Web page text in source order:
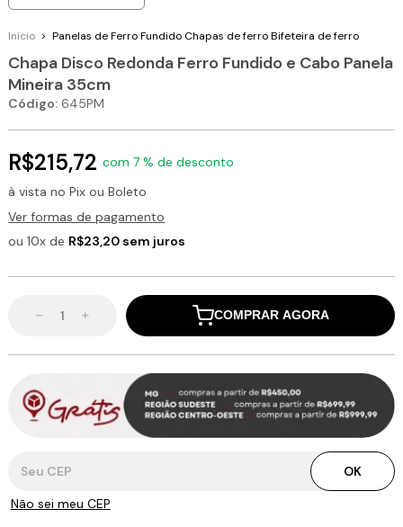
Início > Panelas de Ferro Fundido Chapas de ferro Bifeteira de ferro
Chapa Disco Redonda Ferro Fundido e Cabo Panela
Mineira 35cm
Código: 645PM
R$215,72 com 7 % de desconto
à vista no Pix ou Boleto
Ver formas de pagamento
ou 10x de R$23,20 sem juros
COMPRAR AGORA
OK
Não sei meu CEP